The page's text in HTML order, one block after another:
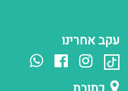
עקב אחרינו